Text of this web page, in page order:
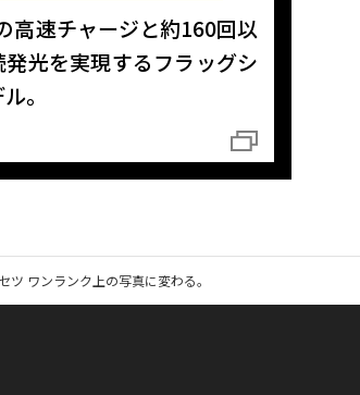
高速チャージと約160回以
発光を実現するフラッグシ
。
ツ ワンランク上の写真に変わる。